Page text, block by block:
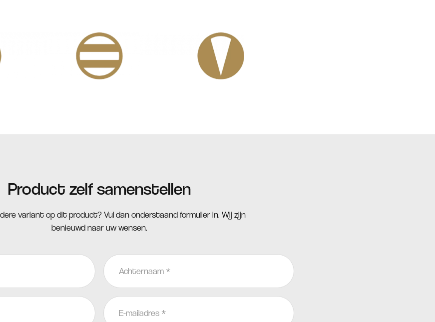
Product zelf samenstellen
variant op dit product? Vul dan onderstaand formulier in. Wij zijn
benieuwd naar uw wensen.
Achternaam
E-
mailadres